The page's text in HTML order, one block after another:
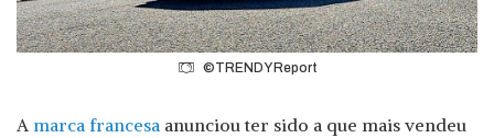
©TRENDY Report
A marca francesa anunciou ter sido a que mais vendeu